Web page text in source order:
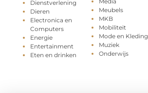
Dienstverlening
Dieren
Electronica en
Computers
Energie
Entertainment
Eten en drinken
Meubels
MKB
Mobiliteit
Mode en Kleding
Muziek
Onderwijs